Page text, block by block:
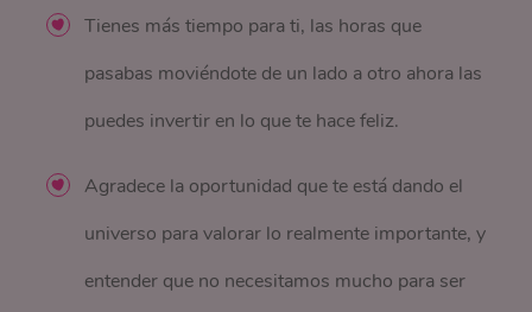
Tienes más tiempo para ti, las horas que
pasabas moviéndote de un lado a otro ahora las
puedes invertir en lo que te hace feliz.
Agradece la oportunidad que te está dando el
universo para valorar lo realmente importante, y
entender que no necesitamos mucho para ser